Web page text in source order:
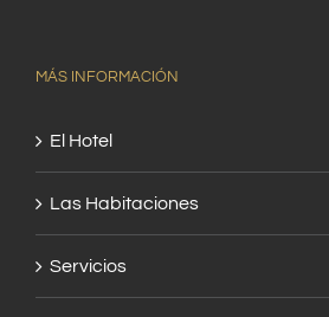
MÁS INFORMACIÓN
El Hotel
Las Habitaciones
Servicios